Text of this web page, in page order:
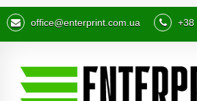
office@enterprint.com.ua +38